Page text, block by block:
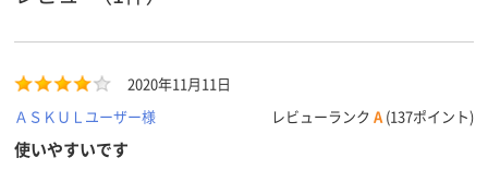
穴数 30穴
2020年11月11日
ＡＳＫＵＬユーザー様
レビューランク A (137ポイント)
使いやすいです